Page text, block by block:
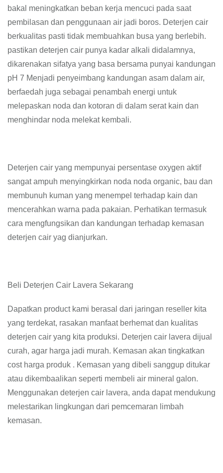
bakal meningkatkan beban kerja mencuci pada saat
pembilasan dan penggunaan air jadi boros. Deterjen cair
berkualitas pasti tidak membuahkan busa yang berlebih.
pastikan deterjen cair punya kadar alkali didalamnya,
dikarenakan sifatya yang basa bersama punyai kandungan
pH 7 Menjadi penyeimbang kandungan asam dalam air,
berfaedah juga sebagai penambah energi untuk
melepaskan noda dan kotoran di dalam serat kain dan
menghindar noda melekat kembali.
Deterjen cair yang mempunyai persentase oxygen aktif
sangat ampuh menyingkirkan noda noda organic, bau dan
membunuh kuman yang menempel terhadap kain dan
mencerahkan warna pada pakaian. Perhatikan termasuk
cara mengfungsikan dan kandungan terhadap kemasan
deterjen cair yag dianjurkan.
Beli Deterjen Cair Lavera Sekarang
Dapatkan product kami berasal dari jaringan reseller kita
yang terdekat, rasakan manfaat berhemat dan kualitas
deterjen cair yang kita produksi. Deterjen cair lavera dijual
curah, agar harga jadi murah. Kemasan akan tingkatkan
cost harga produk . Kemasan yang dibeli sanggup ditukar
atau dikembaalikan seperti membeli air mineral galon.
Menggunakan deterjen cair lavera, anda dapat mendukung
melestarikan lingkungan dari pemcemaran limbah
kemasan.